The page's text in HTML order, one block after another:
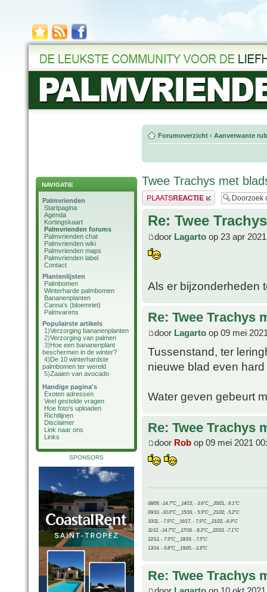
NAVIGATIE
Palmvrienden
Startpagina
Agenda
Kortingskaart
Palmvrienden forums
Palmvrienden chat
Palmvrienden wiki
Palmvrienden maps
Palmvrienden label
Contact
Plantenlijsten
Palmbomen
Winterharde palmbomen
Bananenplanten
Canna's (bloemriet)
Palmvarens
Populairste artikels
1)Verzorging bananenplanten
2)Verzorging van palmen
3)Hoe een bananenplant
beschermen in de winter?
4)De 10 winterhardste
palmbomen ter wereld
5)Zaaien van avocado
Handige pagina's
Exoten adressen
Veel gestelde vragen
Hoe foto's uploaden
Richtlijnen
Disclaimer
Link naar ons
Links
SPONSORS
Forumoverzicht ‹ Aanverwante
Twee Trachys met
Plaats een reactie
Re: Twee
door Lagarto op 23 apr
Als er bijzonderheden
Re: Twee Trachys
door Lagarto op 09 mei
Tussenstand, ter
nieuwe blad even
Water geven gebeurt
Re: Twee Trachys
door Rob op 09 mei 2021
08/09, -14.7°C__14/15, - 3.6°C__20/21, -9.1°C
09/10, -10.0°C__15/16, - 5.9°C__21/22, -5.2°C
10/11, - 7.9°C__16/17, - 7.9°C__21/22, -6.9°C
11/12, -14.7°C__17/18, - 8.3°C__22/23, -7.1°C
12/13, - 7.9°C__18/19, - 7.5°C
13/14, - 0.8°C__19/20, - 2.8°C
Re: Twee Trachys